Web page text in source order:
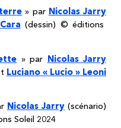
» par Nicolas Jarry
(dessin) © éditions
» par Nicolas Jarry
Luciano « Lucio » Leoni
Nicolas Jarry(scénario)
Soleil 2024